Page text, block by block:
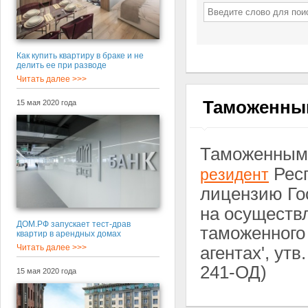
Как купить квартиру в браке и не
делить ее при разводе
Читать далее >>>
15 мая 2020 года
ДОМ.РФ запускает тест-драв
квартир в арендных домах
Читать далее >>>
15 мая 2020 года
Таможенным
резидент
лицензию
на
агентах',
241-ОД)